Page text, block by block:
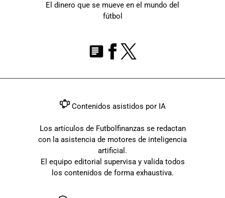
El dinero que se mueve en el mundo del
fútbol
Contenidos asistidos por IA
Los artículos de Futbolfinanzas se redactan
con la asistencia de motores de inteligencia
artificial.
El equipo editorial supervisa y valida todos
los contenidos de forma exhaustiva.